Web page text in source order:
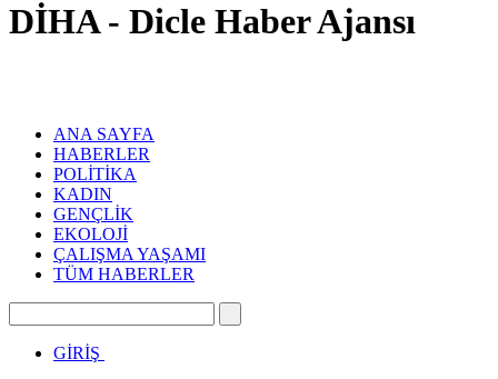
DİHA - Dicle Haber Ajansı
ANA SAYFA
HABERLER
POLİTİKA
KADIN
GENÇLİK
EKOLOJİ
ÇALIŞMA YAŞAMI
TÜM HABERLER
GİRİŞ